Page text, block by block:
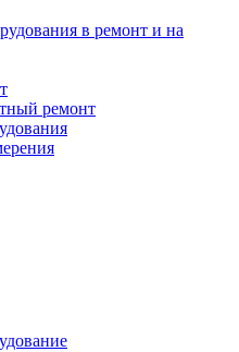
в ремонт и на
ремонт